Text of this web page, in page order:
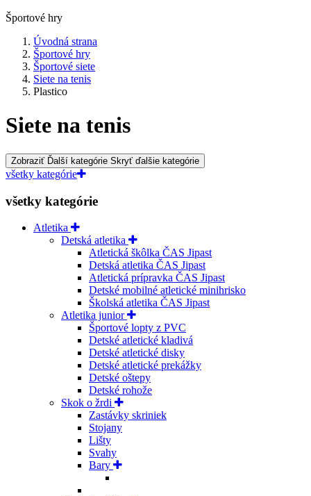
Športové hry
Úvodná strana
Športové hry
Športové siete
Siete na tenis
Plastico
Siete na tenis
Zobraziť Ďalší kategórie Skryť ďalšie kategórie
všetky kategórie
všetky kategórie
Atletika
Detská atletika
Atletická škôlka ČAS Jipast
Detská atletika ČAS Jipast
Atletická prípravka ČAS Jipast
Detské mobilné atletické minihrisko
Školská atletika ČAS Jipast
Atletika junior
Športové lopty z PVC
Detské atletické kladivá
Detské atletické disky
Detské atletické prekážky
Detské oštepy
Detské rohože
Skok o žrdi
Zastávky skriniek
Stojany
Lišty
Svahy
Bary